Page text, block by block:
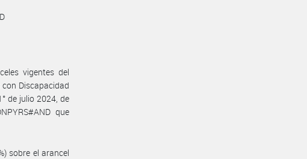
vigentes del
Discapacidad
de julio 2024, de
que
sobre el arancel